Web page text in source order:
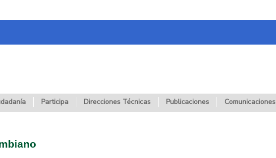
Participa Direcciones Técnicas Publicaciones Comunicaciones